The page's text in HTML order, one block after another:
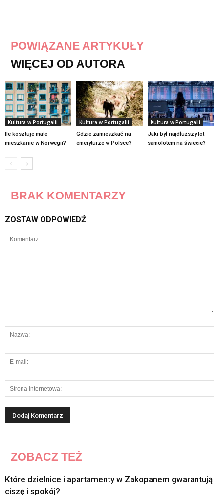
POWIĄZANE ARTYKUŁY
WIĘCEJ OD AUTORA
Kultura w Portugalii
Ile kosztuje małe
mieszkanie w Norwegii?
Kultura w Portugalii
Gdzie zamieszkać na
emeryturze w Polsce?
Kultura w Portugalii
Jaki był najdłuższy lot
samolotem na świecie?
BRAK KOMENTARZY
ZOSTAW ODPOWIEDŹ
ZOBACZ TEŻ
Które dzielnice i apartamenty w Zakopanem gwarantują
ciszę i spokój?